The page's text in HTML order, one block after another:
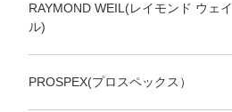
RAYMOND WEIL(レイモンド ウェイ
ル)
PROSPEX(プロスペックス）